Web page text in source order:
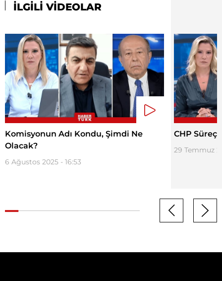
İLGİLİ VİDEOLAR
Komisyonun Adı Kondu, Şimdi Ne
Olacak?
6 Ağustos 2025 - 16:53
CHP Süreç
29 Temmuz